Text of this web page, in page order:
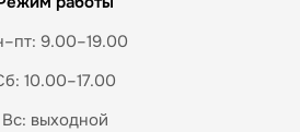
9.00–19.00
10.00–17.00
Вс: выходной